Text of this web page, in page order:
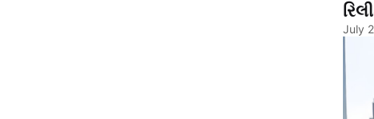
July